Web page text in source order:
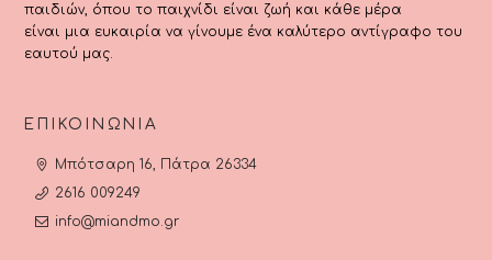
παιδιών, όπου το παιχνίδι είναι ζωή και κάθε μέρα
είναι μια ευκαιρία να γίνουμε ένα καλύτερο αντίγραφο του
εαυτού μας.
ΕΠΙΚΟΙΝΩΝΊΑ
Μπότσαρη 16, Πάτρα 26334
2616 009249
info@miandmo.gr